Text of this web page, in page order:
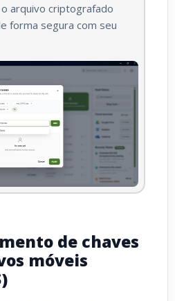
arquivo criptografado
forma segura com seu
de chaves
móveis